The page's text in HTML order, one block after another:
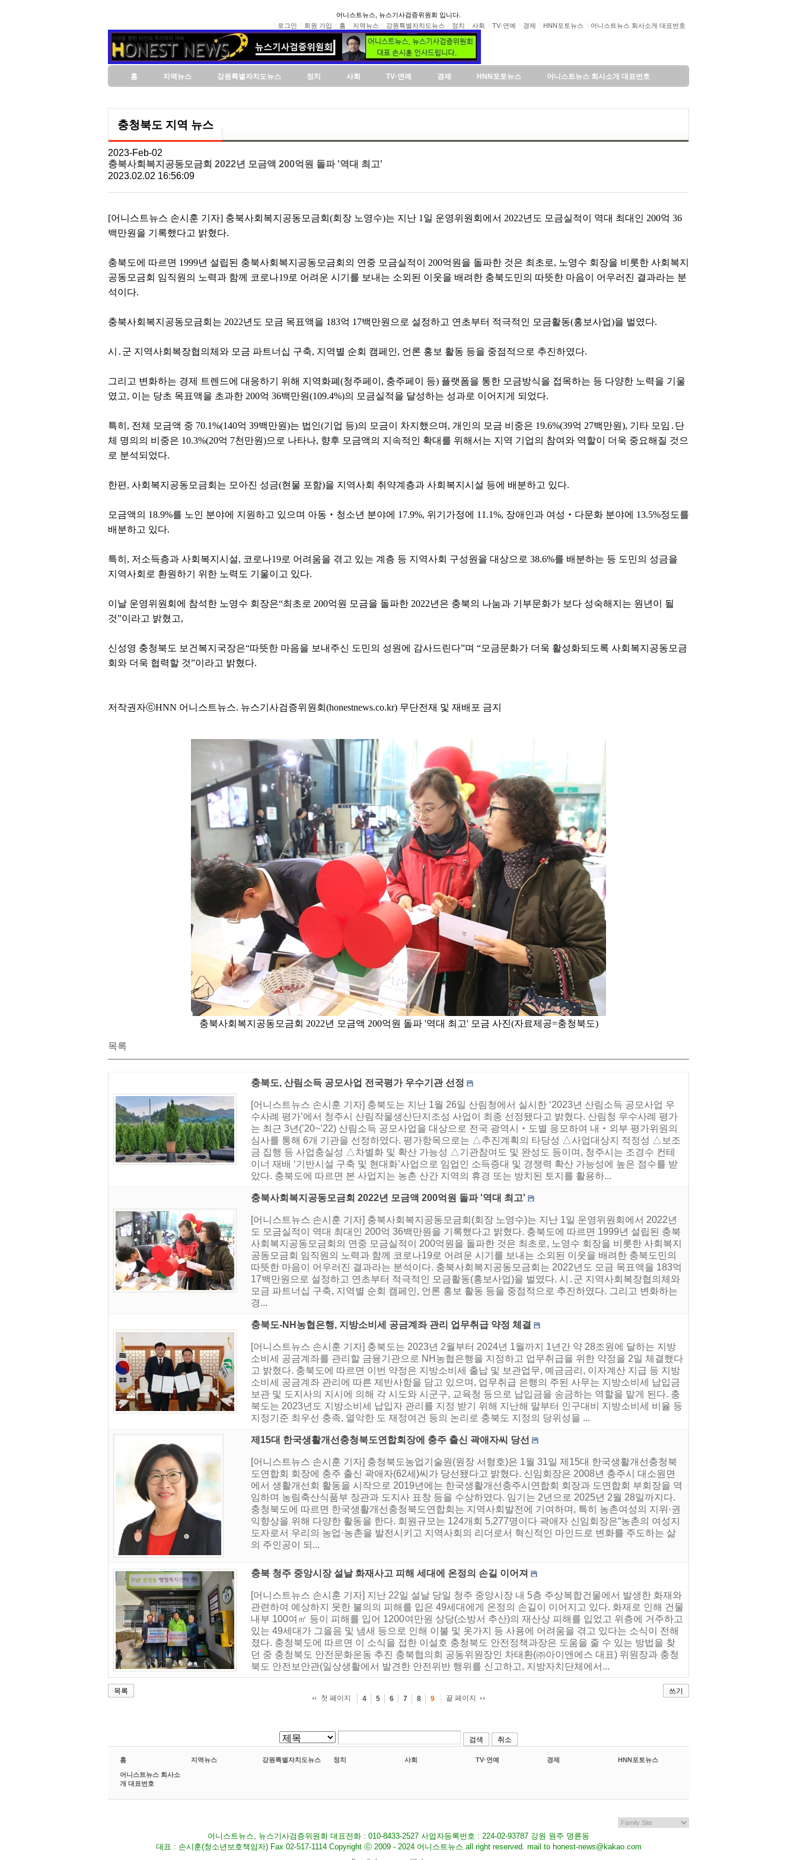
어니스트뉴스, 뉴스기사검증위원회 입니다.
로그인
회원 가입 홈 지역뉴스 강원특별자치도뉴스 정치 사회 TV·연예 경제 HNN포토뉴스 어니스트뉴스 회사소개 대표번호
홈 지역뉴스 강원특별자치도뉴스 정치 사회 TV·연예 경제 HNN포토뉴스 어니스트뉴스 회사소개 대표번호
충청북도 지역 뉴스
2023-Feb-02
충북사회복지공동모금회 2022년 모금액 200억원 돌파 '역대 최고'
2023.02.02 16:56:09
[어니스트뉴스 손시훈 기자] 충북사회복지공동모금회(회장 노영수)는 지난 1일 운영위원회에서 2022년도 모금실적이 역대 최대인 200억 36
백만원을 기록했다고 밝혔다.
충북도에 따르면 1999년 설립된 충북사회복지공동모금회의 연중 모금실적이 200억원을 돌파한 것은 최초로, 노영수 회장을 비롯한 사회복지
공동모금회 임직원의 노력과 함께 코로나19로 어려운 시기를 보내는 소외된 이웃을 배려한 충북도민의 따뜻한 마음이 어우러진 결과라는 분
석이다.
충북사회복지공동모금회는 2022년도 모금 목표액을 183억 17백만원으로 설정하고 연초부터 적극적인 모금활동(홍보사업)을 벌였다.
시․군 지역사회복장협의체와 모금 파트너십 구축, 지역별 순회 캠페인, 언론 홍보 활동 등을 중점적으로 추진하였다.
그리고 변화하는 경제 트렌드에 대응하기 위해 지역화폐(청주페이, 충주페이 등) 플랫폼을 통한 모금방식을 접목하는 등 다양한 노력을 기울
였고, 이는 당초 목표액을 초과한 200억 36백만원(109.4%)의 모금실적을 달성하는 성과로 이어지게 되었다.
특히, 전체 모금액 중 70.1%(140억 39백만원)는 법인(기업 등)의 모금이 차지했으며, 개인의 모금 비중은 19.6%(39억 27백만원), 기타 모임․단
체 명의의 비중은 10.3%(20억 7천만원)으로 나타나, 향후 모금액의 지속적인 확대를 위해서는 지역 기업의 참여와 역할이 더욱 중요해질 것으
로 분석되었다.
한편, 사회복지공동모금회는 모아진 성금(현물 포함)을 지역사회 취약계층과 사회복지시설 등에 배분하고 있다.
모금액의 18.9%를 노인 분야에 지원하고 있으며 아동‧청소년 분야에 17.9%, 위기가정에 11.1%, 장애인과 여성‧다문화 분야에 13.5%정도를
배분하고 있다.
특히, 저소득층과 사회복지시설, 코로나19로 어려움을 겪고 있는 계층 등 지역사회 구성원을 대상으로 38.6%를 배분하는 등 도민의 성금을
지역사회로 환원하기 위한 노력도 기울이고 있다.
이날 운영위원회에 참석한 노영수 회장은“최초로 200억원 모금을 돌파한 2022년은 충북의 나눔과 기부문화가 보다 성숙해지는 원년이 될
것”이라고 밝혔고,
신성영 충청북도 보건복지국장은“따뜻한 마음을 보내주신 도민의 성원에 감사드린다”며 “모금문화가 더욱 활성화되도록 사회복지공동모금
회와 더욱 협력할 것”이라고 밝혔다.
저작권자ⓒHNN 어니스트뉴스. 뉴스기사검증위원회(honestnews.co.kr) 무단전재 및 재배포 금지
충북사회복지공동모금회 2022년 모금액 200억원 돌파 '역대 최고' 모금 사진(자료제공=충청북도)
목록
충북도, 산림소득 공모사업 전국평가 우수기관 선정
[어니스트뉴스 손시훈 기자] 충북도는 지난 1월 26일 산림청에서 실시한 ‘2023년 산림소득 공모사업 우
수사례 평가’에서 청주시 산림작물생산단지조성 사업이 최종 선정됐다고 밝혔다. 산림청 우수사례 평가
는 최근 3년(’20~’22) 산림소득 공모사업을 대상으로 전국 광역시‧도별 응모하여 내‧외부 평가위원의
심사를 통해 6개 기관을 선정하였다. 평가항목으로는 △추진계획의 타당성 △사업대상지 적정성 △보조
금 집행 등 사업충실성 △차별화 및 확산 가능성 △기관참여도 및 완성도 등이며, 청주시는 조경수 컨테
이너 재배 ‘기반시설 구축 및 현대화’사업으로 임업인 소득증대 및 경쟁력 확산 가능성에 높은 점수를 받
았다. 충북도에 따르면 본 사업지는 농촌 산간 지역의 휴경 또는 방치된 토지를 활용하...
충북사회복지공동모금회 2022년 모금액 200억원 돌파 '역대 최고'
[어니스트뉴스 손시훈 기자] 충북사회복지공동모금회(회장 노영수)는 지난 1일 운영위원회에서 2022년
도 모금실적이 역대 최대인 200억 36백만원을 기록했다고 밝혔다. 충북도에 따르면 1999년 설립된 충북
사회복지공동모금회의 연중 모금실적이 200억원을 돌파한 것은 최초로, 노영수 회장을 비롯한 사회복지
공동모금회 임직원의 노력과 함께 코로나19로 어려운 시기를 보내는 소외된 이웃을 배려한 충북도민의
따뜻한 마음이 어우러진 결과라는 분석이다. 충북사회복지공동모금회는 2022년도 모금 목표액을 183억
17백만원으로 설정하고 연초부터 적극적인 모금활동(홍보사업)을 벌였다. 시․군 지역사회복장협의체와
모금 파트너십 구축, 지역별 순회 캠페인, 언론 홍보 활동 등을 중점적으로 추진하였다. 그리고 변화하는
경...
충북도-NH농협은행, 지방소비세 공금계좌 관리 업무취급 약정 체결
[어니스트뉴스 손시훈 기자] 충북도는 2023년 2월부터 2024년 1월까지 1년간 약 28조원에 달하는 지방
소비세 공금계좌를 관리할 금융기관으로 NH농협은행을 지정하고 업무취급을 위한 약정을 2일 체결했다
고 밝혔다. 충북도에 따르면 이번 약정은 지방소비세 출납 및 보관업무, 예금금리, 이자계산 지급 등 지방
소비세 공금계좌 관리에 따른 제반사항을 담고 있으며, 업무취급 은행의 주된 사무는 지방소비세 납입금
보관 및 도지사의 지시에 의해 각 시도와 시군구, 교육청 등으로 납입금을 송금하는 역할을 맡게 된다. 충
북도는 2023년도 지방소비세 납입자 관리를 지정 받기 위해 지난해 말부터 인구대비 지방소비세 비율 등
지정기준 최우선 충족, 열악한 도 재정여건 등의 논리로 충북도 지정의 당위성을 ...
제15대 한국생활개선충청북도연합회장에 충주 출신 곽애자씨 당선
[어니스트뉴스 손시훈 기자] 충청북도농업기술원(원장 서형호)은 1월 31일 제15대 한국생활개선충청북
도연합회 회장에 충주 출신 곽애자(62세)씨가 당선됐다고 밝혔다. 신임회장은 2008년 충주시 대소원면
에서 생활개선회 활동을 시작으로 2019년에는 한국생활개선충주시연합회 회장과 도연합회 부회장을 역
임하며 농림축산식품부 장관과 도지사 표창 등을 수상하였다. 임기는 2년으로 2025년 2월 28일까지다.
충청북도에 따르면 한국생활개선충청북도연합회는 지역사회발전에 기여하며, 특히 농촌여성의 지위·권
익향상을 위해 다양한 활동을 한다. 회원규모는 124개회 5,277명이다 곽애자 신임회장은“농촌의 여성지
도자로서 우리의 농업·농촌을 발전시키고 지역사회의 리더로서 혁신적인 마인드로 변화를 주도하는 삶
의 주인공이 되...
충북 청주 중앙시장 설날 화재사고 피해 세대에 온정의 손길 이어져
[어니스트뉴스 손시훈 기자] 지난 22일 설날 당일 청주 중앙시장 내 5층 주상복합건물에서 발생한 화재와
관련하여 예상하지 못한 불의의 피해를 입은 49세대에게 온정의 손길이 이어지고 있다. 화재로 인해 건물
내부 100여㎡ 등이 피해를 입어 1200여만원 상당(소방서 추산)의 재산상 피해를 입었고 위층에 거주하고
있는 49세대가 그을음 및 냄새 등으로 인해 이불 및 옷가지 등 사용에 어려움을 겪고 있다는 소식이 전해
졌다. 충청북도에 따르면 이 소식을 접한 이설호 충청북도 안전정책과장은 도움을 줄 수 있는 방법을 찾
던 중 충청북도 안전문화운동 추진 충북협의회 공동위원장인 차태환(㈜아이앤에스 대표) 위원장과 충청
북도 안전보안관(일상생활에서 발견한 안전위반 행위를 신고하고, 지방자치단체에서...
목록
쓰기
첫 페이지
4 5 6 7 8 9 끝 페이지
검색 취소
홈 지역뉴스 강원특별자치도뉴스 정치 사회 TV·연예 경제 HNN포토뉴스
어니스트뉴스 회사소
개 대표번호
어니스트뉴스, 뉴스기사검증위원회 대표전화 : 010-8433-2527 사업자등록번호 : 224-02-93787 강원 원주 명륜동
대표 : 손시훈(청소년보호책임자) Fax 02-517-1114 Copyright ⓒ 2009 - 2024 어니스트뉴스 all right reserved. mail to honest-news@kakao.com